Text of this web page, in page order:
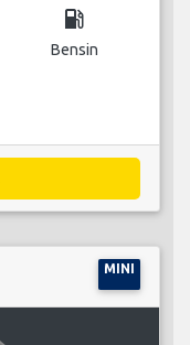
local_gas_station
Bensin
MINI